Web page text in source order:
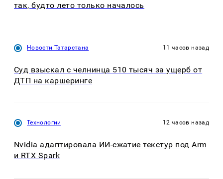
так, будто лето только началось
Новости Татарстана 11 часов назад
Суд взыскал с челнинца 510 тысяч за ущерб от
ДТП на каршеринге
Технологии 12 часов назад
Nvidia адаптировала ИИ-сжатие текстур под Arm
и RTX Spark